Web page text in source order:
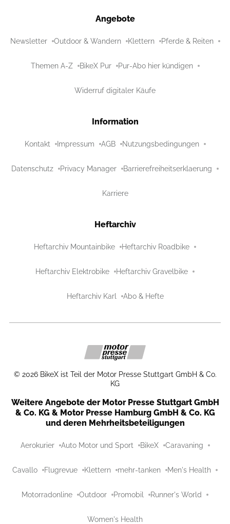
Angebote
Newsletter Outdoor & Wandern Klettern Pferde & Reiten
Themen A-Z BikeX Pur Pur-Abo hier kündigen
Widerruf digitaler Käufe
Information
Kontakt Impressum AGB Nutzungsbedingungen
Datenschutz Privacy Manager Barrierefreiheitserklaerung
Karriere
Heftarchiv
Heftarchiv Mountainbike Heftarchiv Roadbike
Heftarchiv Elektrobike Heftarchiv Gravelbike
Heftarchiv Karl Abo & Hefte
© 2026 BikeX ist Teil der Motor Presse Stuttgart GmbH & Co.
KG
Weitere Angebote der Motor Presse Stuttgart GmbH
& Co. KG & Motor Presse Hamburg GmbH & Co. KG
und deren Mehrheitsbeteiligungen
Aerokurier Auto Motor und Sport BikeX Caravaning
Cavallo Flugrevue Klettern mehr-tanken Men's Health
Motorradonline Outdoor Promobil Runner's World
Women's Health